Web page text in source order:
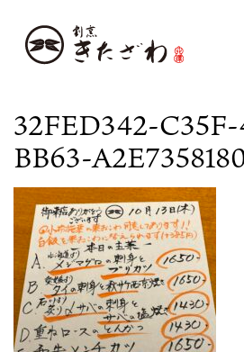
32FED342-
BB63-